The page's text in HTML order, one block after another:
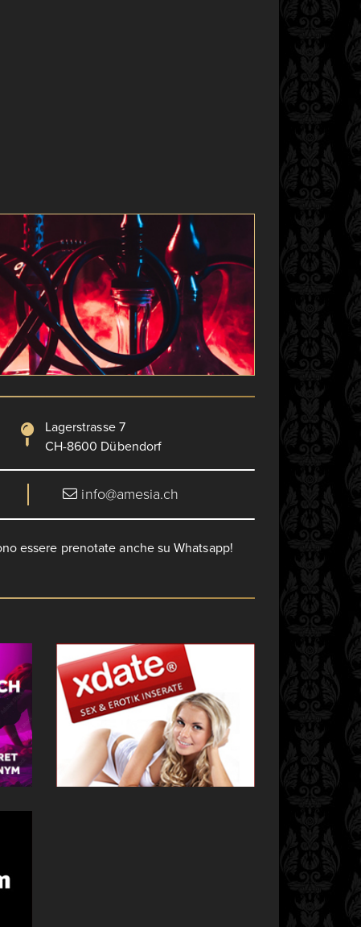
Lagerstrasse 7
CH-8600 Dübendorf
info@amesia.ch
essere prenotate anche su Whatsapp!